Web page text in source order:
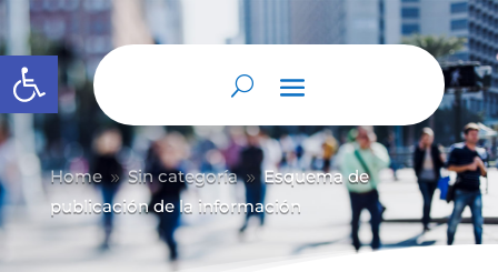
Abrir barra de herramientas
Home 9 Sin categoría 9 Esquema de
publicación de la información